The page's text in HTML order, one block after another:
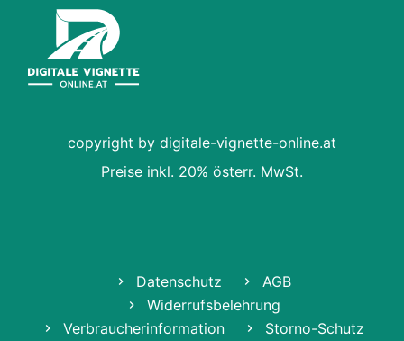
copyright by digitale-vignette-online.at
Preise inkl. 20% österr. MwSt.
Datenschutz
AGB
Widerrufsbelehrung
Verbraucherinformation
Storno-Schutz